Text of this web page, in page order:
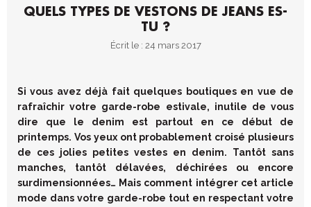
QUELS TYPES DE VESTONS DE JEANS ES-
TU ?
Écrit le : 24 mars 2017
Si vous avez déjà fait quelques boutiques en vue de
rafraîchir votre garde-robe estivale, inutile de vous
dire que le denim est partout en ce début de
printemps. Vos yeux ont probablement croisé plusieurs
de ces jolies petites vestes en denim. Tantôt sans
manches, tantôt délavées, déchirées ou encore
surdimensionnées… Mais comment intégrer cet article
mode dans votre garde-robe tout en respectant votre